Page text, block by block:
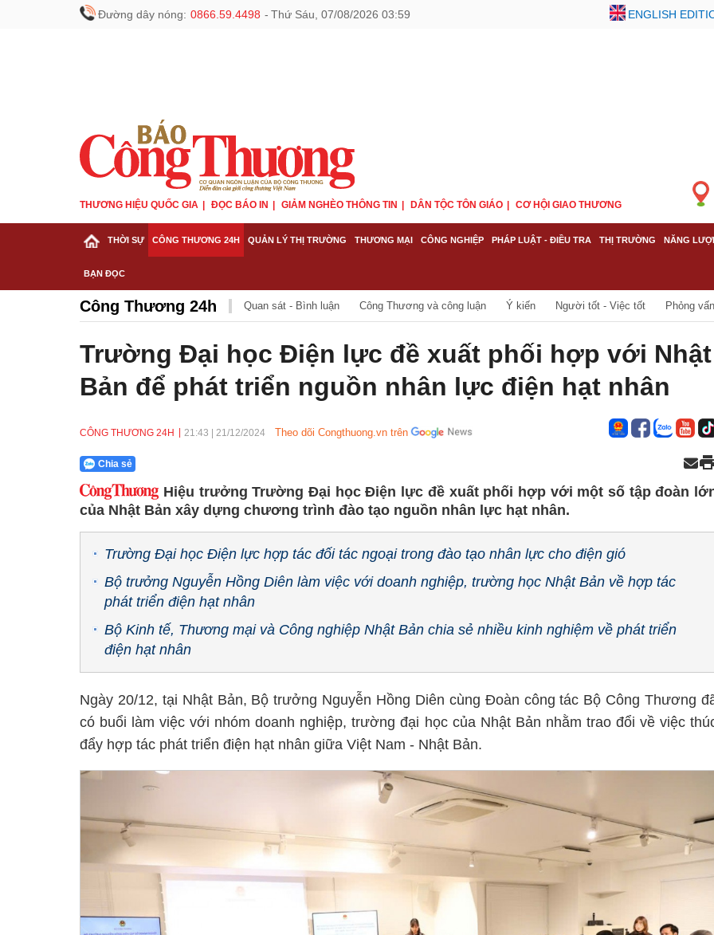
Đường dây nóng: 0866.59.4498 - Thứ Sáu, 07/08/2026 03:59 ENGLISH
THƯƠNG HIỆU QUỐC GIA ĐỌC BÁO IN GIẢM NGHÈO THÔNG TIN DÂN TỘC TÔN GIÁO CƠ HỘI GIAO THƯƠNG
THỜI SỰ CÔNG THƯƠNG 24H QUẢN LÝ THỊ TRƯỜNG THƯƠNG MẠI CÔNG NGHIỆP PHÁP LUẬT - ĐIỀU TRA THỊ TRƯỜNG NĂNG
BẠN ĐỌC
Công Thương 24h Quan sát - Bình luận Công Thương và công luận Ý kiến Người tốt - Việc tốt Phỏng
Trường Đại học Điện lực đề xuất phối hợp với Nhật
Bản để phát triển nguồn nhân lực điện hạt nhân
CÔNG THƯƠNG 24H 21:43 21/12/2024 Theo dõi Congthuong.vn trên
Chia sẻ
Hiệu trưởng Trường Đại học Điện lực đề xuất phối hợp với một số tập đoàn
của Nhật Bản xây dựng chương trình đào tạo nguồn nhân lực hạt nhân.
Trường Đại học Điện lực hợp tác đối tác ngoại trong đào tạo nhân lực cho điện gió
Bộ trưởng Nguyễn Hồng Diên làm việc với doanh nghiệp, trường học Nhật Bản về hợp tác
phát triển điện hạt nhân
Bộ Kinh tế, Thương mại và Công nghiệp Nhật Bản chia sẻ nhiều kinh nghiệm về phát triển
điện hạt nhân
Ngày 20/12, tại Nhật Bản, Bộ trưởng Nguyễn Hồng Diên cùng Đoàn công tác Bộ Công Thương
có buổi làm việc với nhóm doanh nghiệp, trường đại học của Nhật Bản nhằm trao đổi về việc
đẩy hợp tác phát triển điện hạt nhân giữa Việt Nam - Nhật Bản.